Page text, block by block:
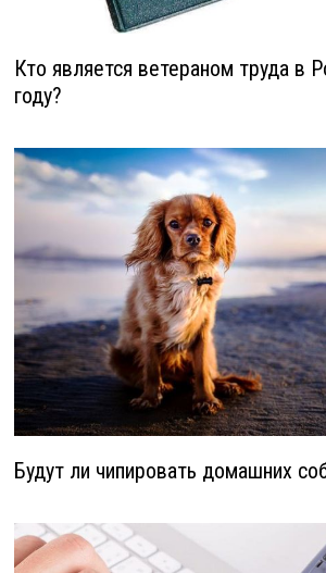
Кто является ветераном труда в
году?
Будут ли чипировать домашних